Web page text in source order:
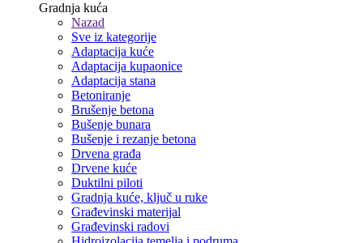
Gradnja kuća
Nazad
Sve iz kategorije
Adaptacija kuće
Adaptacija kupaonice
Adaptacija stana
Betoniranje
Brušenje betona
Bušenje bunara
Bušenje i rezanje betona
Drvena građa
Drvene kuće
Duktilni piloti
Gradnja kuće, ključ u ruke
Građevinski materijal
Građevinski radovi